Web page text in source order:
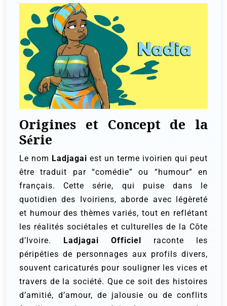
Origines et Concept de la
Série
Le nom Ladjagai est un terme ivoirien qui peut
être traduit par “comédie” ou “humour” en
français. Cette série, qui puise dans le
quotidien des Ivoiriens, aborde avec légèreté
et humour des thèmes variés, tout en reflétant
les réalités sociétales et culturelles de la Côte
d’Ivoire. Ladjagai Officiel raconte les
péripéties de personnages aux profils divers,
souvent caricaturés pour souligner les vices et
travers de la société. Que ce soit des histoires
d’amitié, d’amour, de jalousie ou de conflits